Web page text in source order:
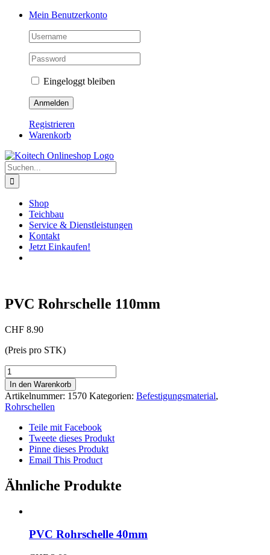
Skip
Mein Benutzerkonto
Eingeloggt bleiben
Registrieren
Warenkorb
Suche
nach:
Shop
Teichbau
Service & Dienstleistungen
Kontakt
Jetzt Einkaufen!
PVC Rohrschelle 110mm
CHF 8.90
(Preis pro STK)
PVC
Rohrschelle
110mm
Menge
In den Warenkorb
Artikelnummer: 1570 Kategorien: Befestigungsmaterial,
Rohrschellen
Teile mit Facebook
Tweete dieses Produkt
Pinne dieses Produkt
Email This Product
Ähnliche Produkte
PVC Rohrschelle 40mm